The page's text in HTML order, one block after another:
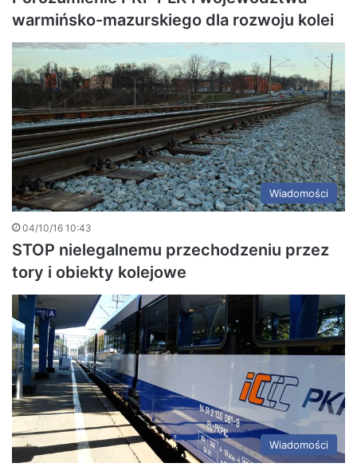
warmińsko-mazurskiego dla rozwoju kolei
Wiadomości
04/10/16 10:43
STOP nielegalnemu przechodzeniu przez
tory i obiekty kolejowe
Wiadomości